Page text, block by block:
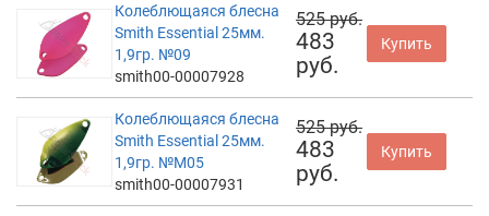
Колеблющаяся блесна
Smith Essential 25мм.
1,9гр. №09
smith00-00007928
525 руб.
483
руб.
Купить
Колеблющаяся блесна
Smith Essential 25мм.
1,9гр. №M05
smith00-00007931
525 руб.
483
руб.
Купить